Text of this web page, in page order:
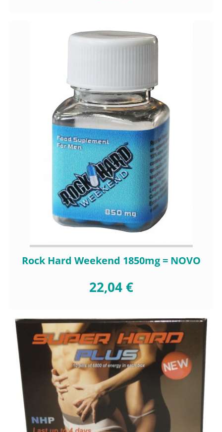
Rock Hard Weekend 1850mg = NOVO
22,04 €